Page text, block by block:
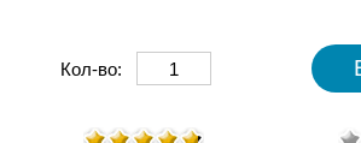
Кол-во: